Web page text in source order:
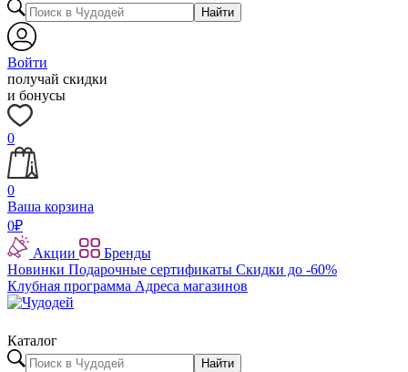
Найти
Войти
получай скидки
и бонусы
0
0
Ваша корзина
0₽
Акции
Бренды
Новинки Подарочные сертификаты Скидки до -60%
Клубная программа Адреса магазинов
Каталог
Найти